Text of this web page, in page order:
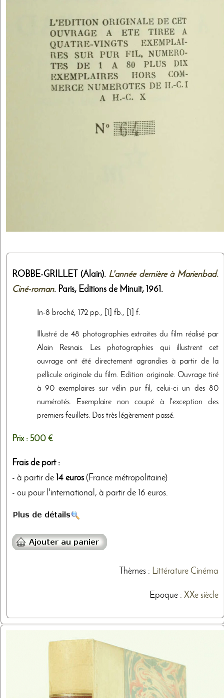
ROBBE-GRILLET (Alain). L'année dernière à Marienbad.
Ciné-roman. Paris, Editions de Minuit, 1961 .
In-8 broché, 172 pp., [1] fb., [1] f.
Illustré de 48 photographies extraites du film réalisé par
Alain Resnais. Les photographies qui illustrent cet
ouvrage ont été directement agrandies à partir de la
pellicule originale du film. Edition originale. Ouvrage tiré
à 90 exemplaires sur vélin pur fil, celui-ci un des 80
numérotés. Exemplaire non coupé à l'exception des
premiers feuillets. Dos très légèrement passé.
Prix : 500 €
Frais de port :
- à partir de 14 euros (France métropolitaine)
- ou pour l'international, à partir de 16 euros.
Thèmes: Littérature Cinéma
Epoque : XXe siècle